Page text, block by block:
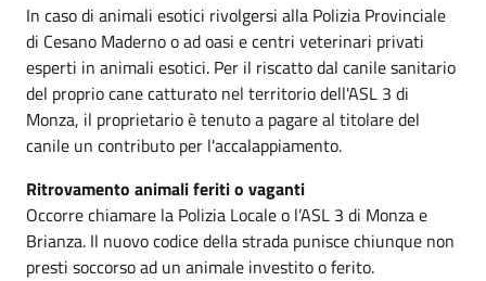
In caso di animali esotici rivolgersi alla Polizia Provinciale
di Cesano Maderno o ad oasi e centri veterinari privati
esperti in animali esotici. Per il riscatto dal canile sanitario
del proprio cane catturato nel territorio dell'ASL 3 di
Monza, il proprietario è tenuto a pagare al titolare del
canile un contributo per l'accalappiamento.
Ritrovamento animali feriti o vaganti
Occorre chiamare la Polizia Locale o l’ASL 3 di Monza e
Brianza. Il nuovo codice della strada punisce chiunque non
presti soccorso ad un animale investito o ferito.